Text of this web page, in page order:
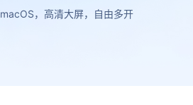
，高清大屏，自由多开